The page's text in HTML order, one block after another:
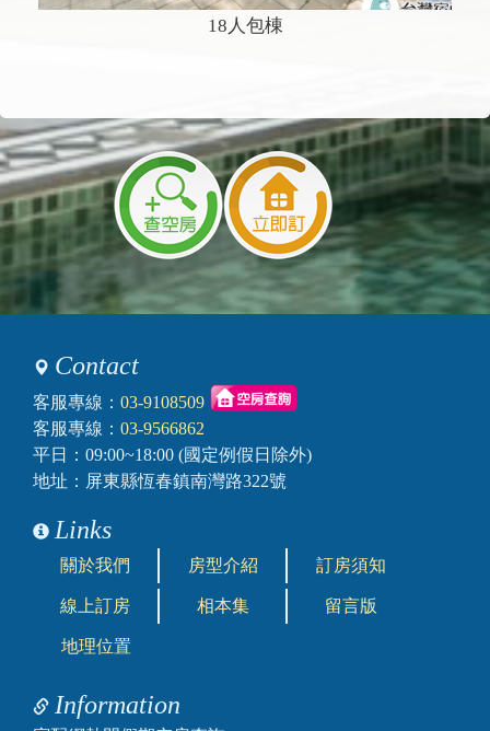
18人包棟
Contact
客服專線： 03-9108509
客服專線： 03-9566862
平日：09:00~18:00 (國定例假日除外)
地址：屏東縣恆春鎮南灣路322號
Links
關於我們 房型介紹 訂房須知
線上訂房 相本集 留言版
地理位置
Information